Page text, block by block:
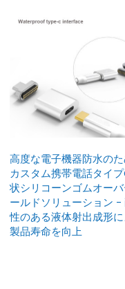
高度な電子機器防水の
カスタム携帯電話タイ
状シリコーンゴムオー
ールドソリューション -
性のある液体射出成形に
製品寿命を向上